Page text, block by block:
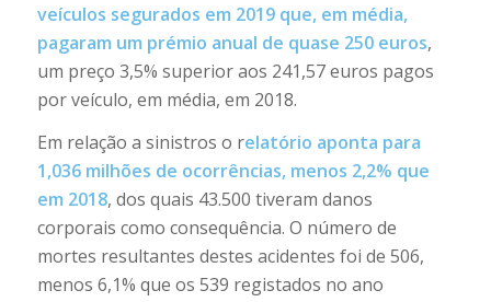
veículos segurados em 2019 que, em média,
pagaram um prémio anual de quase 250 euros,
um preço 3,5% superior aos 241,57 euros pagos
por veículo, em média, em 2018.
Em relação a sinistros o relatório aponta para
1,036 milhões de ocorrências, menos 2,2% que
em 2018, dos quais 43.500 tiveram danos
corporais como consequência. O número de
mortes resultantes destes acidentes foi de 506,
menos 6,1% que os 539 registados no ano